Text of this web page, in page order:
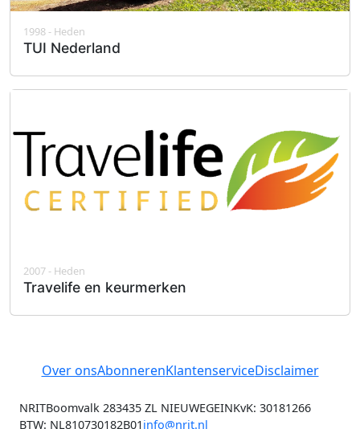
1998 - Heden
TUI Nederland
2007 - Heden
Travelife en keurmerken
Over onsAbonnerenKlantenserviceDisclaimer
NRITBoomvalk 283435 ZL NIEUWEGEINKvK: 30181266
BTW: NL810730182B01info@nrit.nl